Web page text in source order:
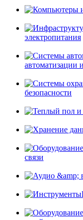
электропитания
безопасности
связи